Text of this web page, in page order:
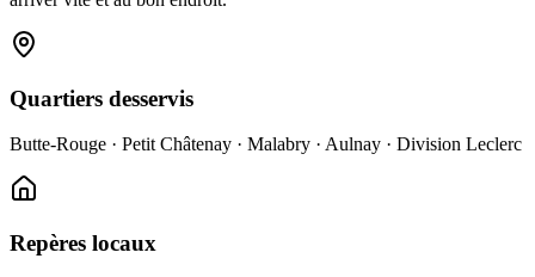
Quartiers desservis
Butte-Rouge · Petit Châtenay · Malabry · Aulnay · Division Leclerc
Repères locaux